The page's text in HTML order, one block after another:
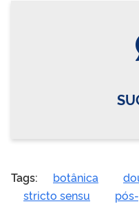
Tags: botânica
stricto sensu